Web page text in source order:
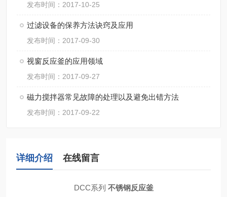
发布时间：2017-10-25
过滤设备的保养方法诀窍及应用
发布时间：2017-09-30
视窗反应釜的应用领域
发布时间：2017-09-27
磁力搅拌器常见故障的处理以及避免出错方法
发布时间：2017-09-22
详细介绍 在线留言
DCC系列 不锈钢反应釜